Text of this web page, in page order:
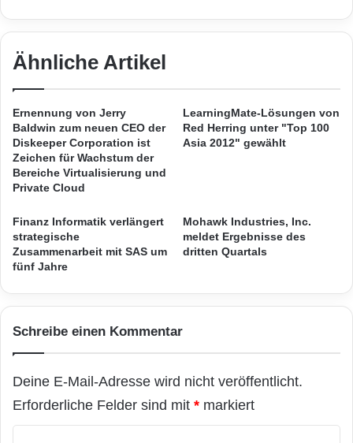
kündbar.
ARKM.marketing
Ethnomarketing
m
t
B
e
s
t
n
o
e
o
b
l
e
i
b
t
i
d
e
r
C
o
r
o
n
a
-
K
r
i
Ähnliche Artikel
Ernennung von Jerry
Baldwin zum neuen CEO der
Diskeeper Corporation ist
Zeichen für Wachstum der
Bereiche Virtualisierung und
Private Cloud
LearningMate-Lösungen von
Red Herring unter "Top 100
Asia 2012" gewählt
Finanz Informatik verlängert
strategische
Zusammenarbeit mit SAS um
fünf Jahre
Mohawk Industries, Inc.
meldet Ergebnisse des
dritten Quartals
Schreibe einen Kommentar
Deine E-Mail-Adresse wird nicht veröffentlicht.
Erforderliche Felder sind mit * markiert